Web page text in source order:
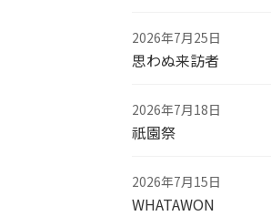
2026年7月25日
思わぬ来訪者
2026年7月18日
祇園祭
2026年7月15日
WHATAWON